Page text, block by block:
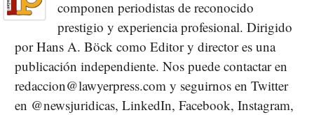
componen periodistas de reconocido
prestigio y experiencia profesional. Dirigido
por Hans A. Böck como Editor y director es una
publicación independiente. Nos puede contactar en
redaccion@lawyerpress.com y seguirnos en Twitter
en @newsjuridicas, LinkedIn, Facebook, Instagram,